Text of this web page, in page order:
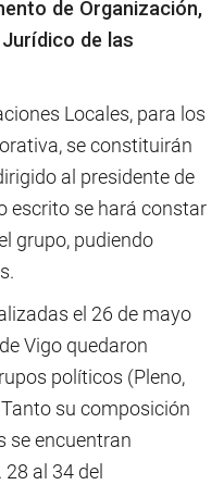
de Organización,
de las
Locales, para los
se constituirán
al presidente de
escrito se hará constar
grupo, pudiendo
el 26 de mayo
Vigo quedaron
políticos (Pleno,
su composición
se encuentran
al 34 del